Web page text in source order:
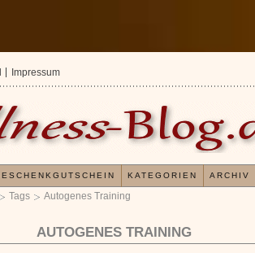
Tags Autogenes Training
AUTOGENES TRAINING
Impressum
KATEGORIEN ARCHIV